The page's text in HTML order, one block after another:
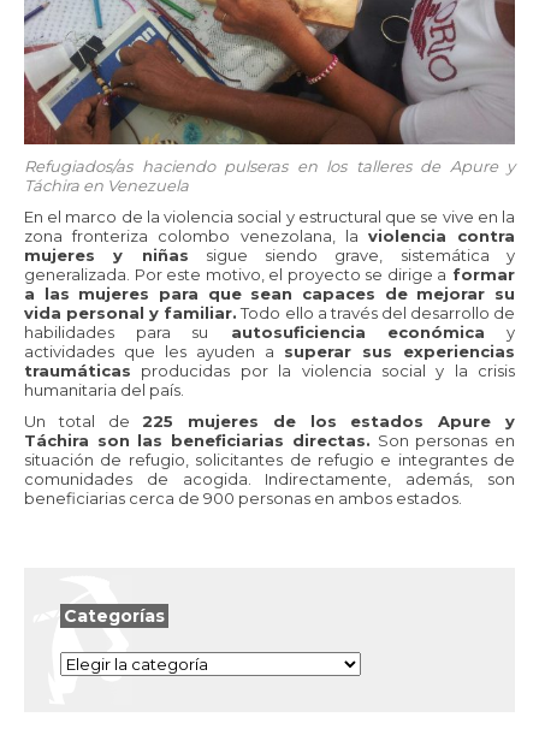
Refugiados/as haciendo pulseras en los talleres de Apure y
Táchira en Venezuela
En el marco de la violencia social y estructural que se vive en la
zona fronteriza colombo venezolana, la violencia contra
mujeres y niñas sigue siendo grave, sistemática y
generalizada. Por este motivo, el proyecto se dirige a formar
a las mujeres para que sean capaces de mejorar su
vida personal y familiar.Todo ello a través del desarrollo de
habilidades para su autosuficiencia económica y
actividades que les ayuden a superar sus experiencias
traumáticas producidas por la violencia social y la crisis
humanitaria del país.
Un total de225 mujeres de los estados Apure y
Táchira son las beneficiarias directas. Son personas en
situación de refugio, solicitantes de refugio e integrantes de
comunidades de acogida. Indirectamente, además, son
beneficiarias cerca de 900 personas en ambos estados.
Categorías
Categorías